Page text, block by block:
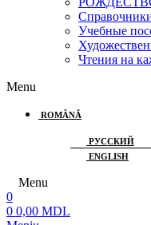
Учебные
Чтения на
Menu
ROMÂNĂ
РУССКИЙ
ENGLISH
Menu
0
0 0,00 MDL